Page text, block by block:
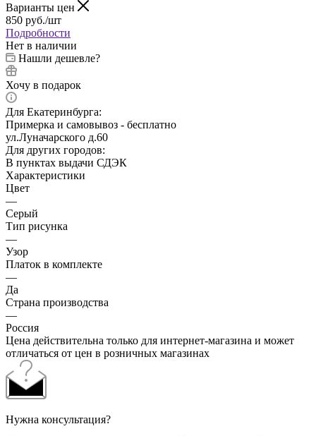
Варианты цен
850 руб./шт
Подробности
Нет в наличии
Нашли дешевле?
Хочу в подарок
Для Екатеринбурга:
Примерка и самовывоз - бесплатно
ул.Луначарского д.60
Для других городов:
В пунктах выдачи СДЭК
Характеристики
Цвет
—
Серый
Тип рисунка
—
Узор
Платок в комплекте
—
Да
Страна производства
—
Россия
Цена действительна только для интернет-магазина и может
отличаться от цен в розничных магазинах
Нужна консультация?